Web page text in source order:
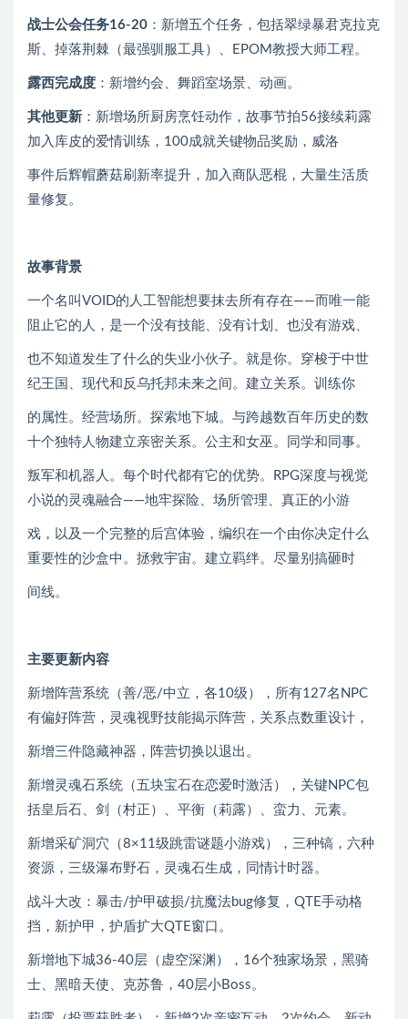
战士公会任务16-20 ：新增五个任务，包括翠绿暴君克拉克
斯、掉落荆棘（最强驯服工具）、EPOM教授大师工程。
露西完成度 ：新增约会、舞蹈室场景、动画。
其他更新 ：新增场所厨房烹饪动作，故事节拍56接续莉露
加入库皮的爱情训练，100成就关键物品奖励，威洛
事件后辉帽蘑菇刷新率提升，加入商队恶棍，大量生活质
量修复。
故事背景
一个名叫VOID的人工智能想要抹去所有存在——而唯一能
阻止它的人，是一个没有技能、没有计划、也没有游戏、
也不知道发生了什么的失业小伙子。就是你。穿梭于中世
纪王国、现代和反乌托邦未来之间。建立关系。训练你
的属性。经营场所。探索地下城。与跨越数百年历史的数
十个独特人物建立亲密关系。公主和女巫。同学和同事。
叛军和机器人。每个时代都有它的优势。RPG深度与视觉
小说的灵魂融合——地牢探险、场所管理、真正的小游
戏，以及一个完整的后宫体验，编织在一个由你决定什么
重要性的沙盒中。拯救宇宙。建立羁绊。尽量别搞砸时
间线。
主要更新内容
新增阵营系统（善/恶/中立，各10级），所有127名NPC
有偏好阵营，灵魂视野技能揭示阵营，关系点数重设计，
新增三件隐藏神器，阵营切换以退出。
新增灵魂石系统（五块宝石在恋爱时激活），关键NPC包
括皇后石、剑（村正）、平衡（莉露）、蛮力、元素。
新增采矿洞穴（8×11级跳雷谜题小游戏），三种镐，六种
资源，三级瀑布野石，灵魂石生成，同情计时器。
战斗大改：暴击/护甲破损/抗魔法bug修复，QTE手动格
挡，新护甲，护盾扩大QTE窗口。
新增地下城36-40层（虚空深渊），16个独家场景，黑骑
士、黑暗天使、克苏鲁，40层小Boss。